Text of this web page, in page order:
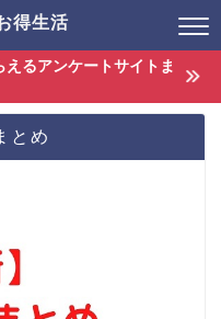
得生活
えるアンケートサイトま
とめ